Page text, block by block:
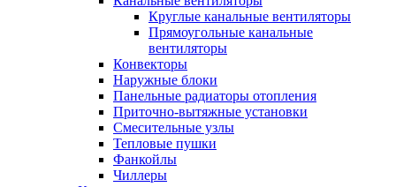
Круглые канальные вентиляторы
Прямоугольные канальные
вентиляторы
Конвекторы
Наружные блоки
Панельные радиаторы отопления
Приточно-вытяжные установки
Смесительные узлы
Тепловые пушки
Фанкойлы
Чиллеры